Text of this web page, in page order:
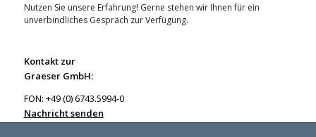
Nutzen Sie unsere Erfahrung! Gerne stehen wir Ihnen für ein
unverbindliches Gespräch zur Verfügung.
Kontakt zur
Graeser GmbH:
FON: +49 (0) 6743.5994-0
Nachricht senden